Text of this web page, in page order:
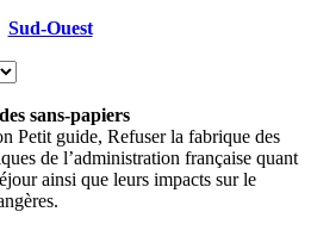
Sud-Ouest
sans-papiers
Petit guide, Refuser la fabrique des
de l’administration française quant
ainsi que leurs impacts sur le